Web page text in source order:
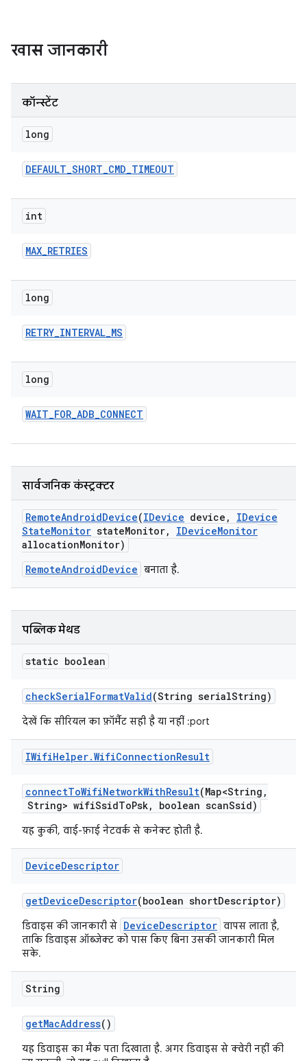
खास जानकारी
कॉन्स्टेंट
long
DEFAULT_SHORT_CMD_TIMEOUT
int
MAX_RETRIES
long
RETRY_INTERVAL_MS
long
WAIT_FOR_ADB_CONNECT
सार्वजनिक कंस्ट्रक्टर
RemoteAndroidDevice(IDevice device ,
IDevice
StateMonitor stateMonitor, IDeviceMonitor
allocationMonitor)
RemoteAndroidDevice बनाता है.
पब्लिक मेथड
static boolean
checkSerialFormatValid(String serialString)
देखें कि सीरियल का फ़ॉर्मैट सही है या नहीं :port
IWifiHelper.WifiConnectionResult
connectToWifiNetworkWithResult(Map<String ,
String> wifiSsidToPsk, boolean scanSsid)
यह कुकी, वाई-फ़ाई नेटवर्क से कनेक्ट होती है.
DeviceDescriptor
getDeviceDescriptor(boolean shortDescriptor)
डिवाइस की जानकारी से DeviceDescriptor वापस लाता है,
ताकि डिवाइस ऑब्जेक्ट को पास किए बिना उसकी जानकारी मिल
सके.
String
getMacAddress()
यह डिवाइस का मैक पता दिखाता है. अगर डिवाइस से क्वेरी नहीं की